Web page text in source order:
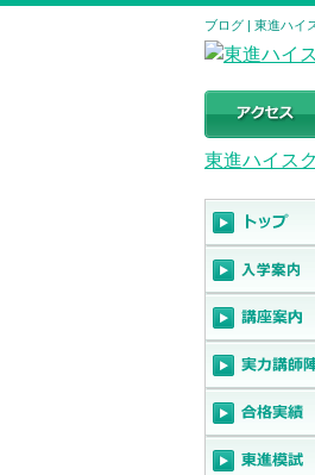
ブログ | 東進ハイ
東進ハイス